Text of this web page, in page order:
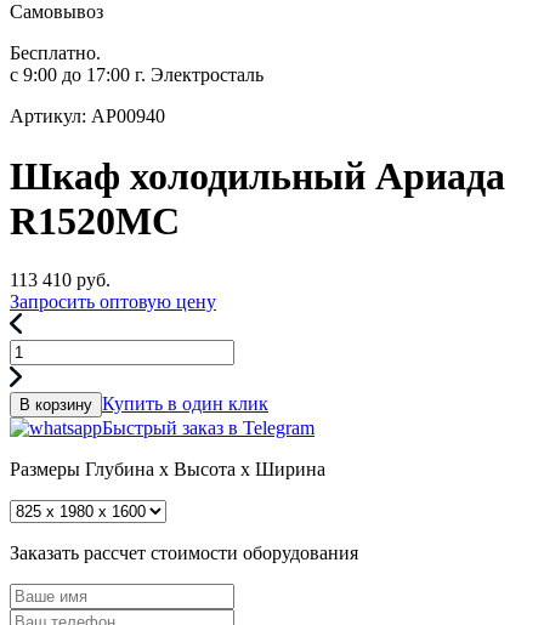
Самовывоз
Бесплатно.
с 9:00 до 17:00 г. Электросталь
Артикул: АР00940
Шкаф холодильный Ариада
R1520MC
113 410 руб.
Запросить оптовую цену
В корзину Купить в один клик
Быстрый заказ в Telegram
Размеры Глубина x Высота x Ширина
Заказать рассчет стоимости оборудования